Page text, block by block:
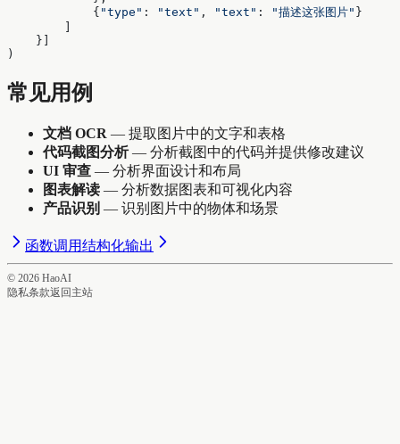
            {
"type" : "text" , "text" : "描述这张图片" }
    }]
)
常见用例
文档 OCR — 提取图片中的文字和表格
代码截图分析— 分析截图中的代码并提供修改建议
UI 审查 — 分析界面设计和布局
图表解读 — 分析数据图表和可视化内容
产品识别 — 识别图片中的物体和场景
函数调用结构化输出
© 2026 HaoAI
隐私条款返回主站